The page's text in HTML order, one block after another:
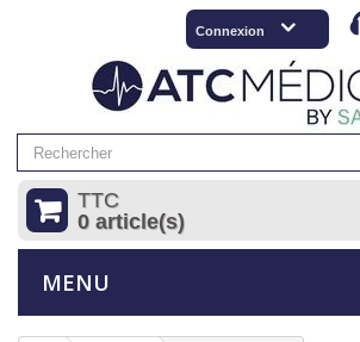
Connexion
TTC
0 article(s)
MENU